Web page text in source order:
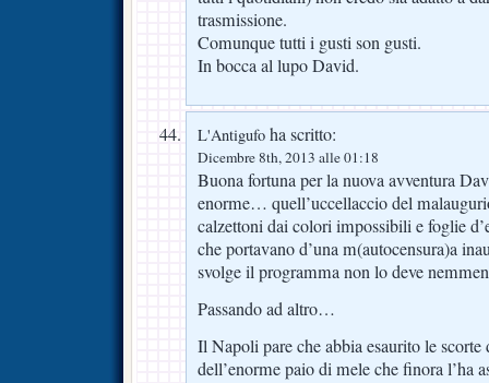
trasmissione.
Comunque tutti i gusti son gusti.
In bocca al lupo David.
L'Antigufo ha scritto:
Dicembre 8th, 2013 alle 01:18
Buona fortuna per la nuova avventura
enorme… quell’uccellaccio del
calzettoni dai colori impossibili e foglie
che portavano d’una m(autocensura)a
svolge il programma non lo deve
Passando ad altro…
Il Napoli pare che abbia esaurito le scorte
dell’enorme paio di mele che finora l’ha